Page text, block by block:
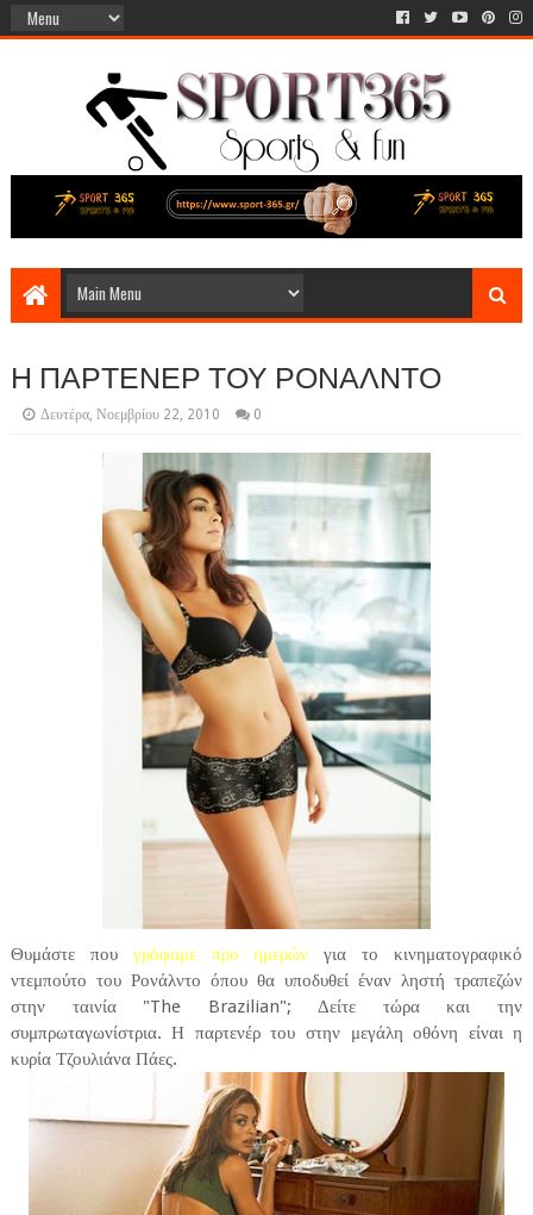
Η ΠΑΡΤΕΝΕΡ ΤΟΥ ΡΟΝΑΛΝΤΟ
Δευτέρα, Νοεμβρίου 22, 2010 0
Θυμάστε που γράφαμε προ ημερών για το κινηματογραφικό
ντεμπούτο του Ρονάλντο όπου θα υποδυθεί έναν ληστή τραπεζών
στην ταινία "The Brazilian"; Δείτε τώρα και την
συμπρωταγωνίστρια. Η παρτενέρ του στην μεγάλη οθόνη είναι η
κυρία Τζουλιάνα Πάες.